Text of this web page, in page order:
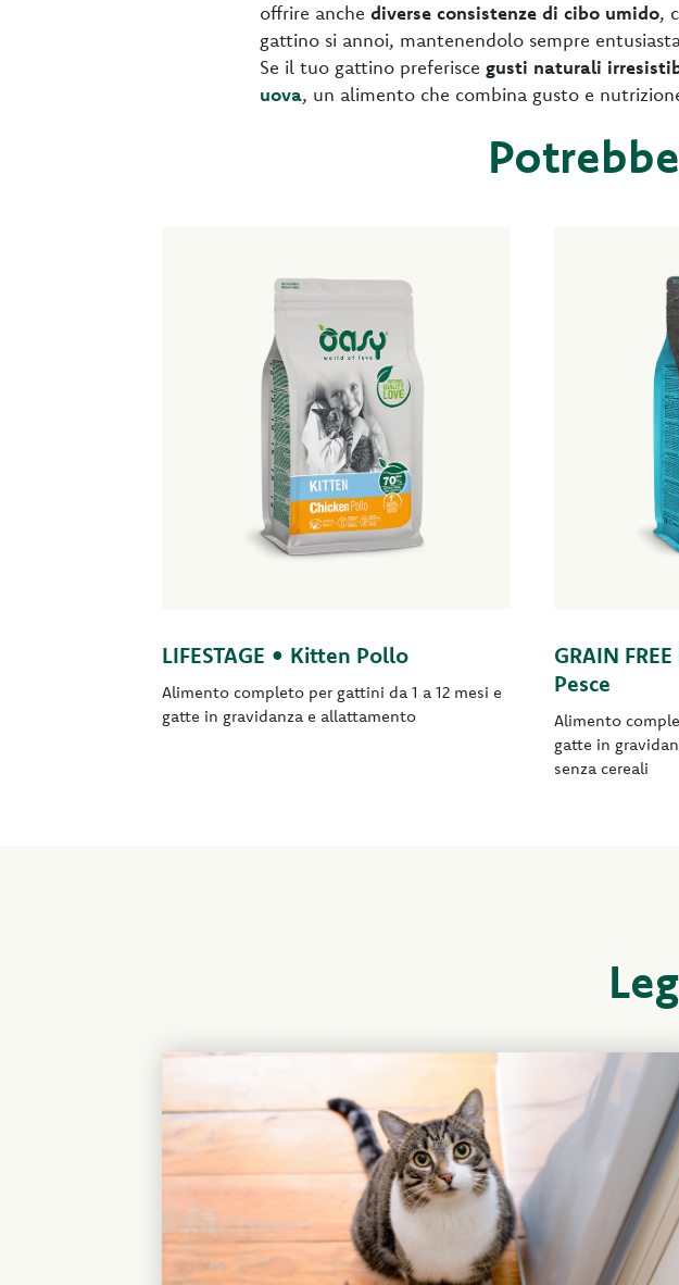
offrire anche diverse consistenze di cibo umido,
gattino si annoi, mantenendolo sempre
Se il tuo gattino preferisce gusti naturali
uova, un alimento che combina gusto e
LIFESTAGE • Kitten Pollo
Alimento completo per gattini da 1 a 12 mesi e
gatte in gravidanza e allattamento
GRAIN
Pesce
Alimento
gatte in
senza cereali